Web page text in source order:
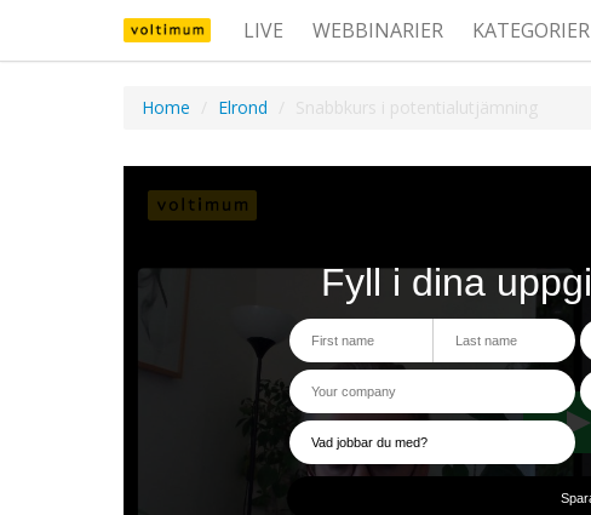
LIVE WEBBINARIER KATEGORIER
Home Elrond Snabbkurs i potentialutjämning